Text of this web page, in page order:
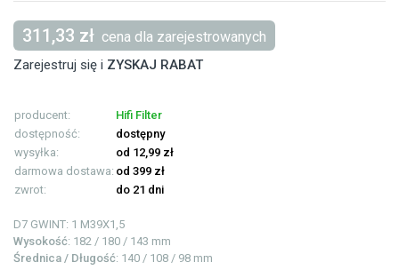
311,33 zł cena dla zarejestrowanych
Zarejestruj się i ZYSKAJ RABAT
producent:
Hifi Filter
dostępność:
dostępny
wysyłka:
od 12,99 zł
darmowa dostawa: od 399 zł
zwrot:
do 21 dni
D7 GWINT: 1 M39X1,5
Wysokość: 182 / 180 / 143 mm
Średnica / Długość: 140 / 108 / 98 mm